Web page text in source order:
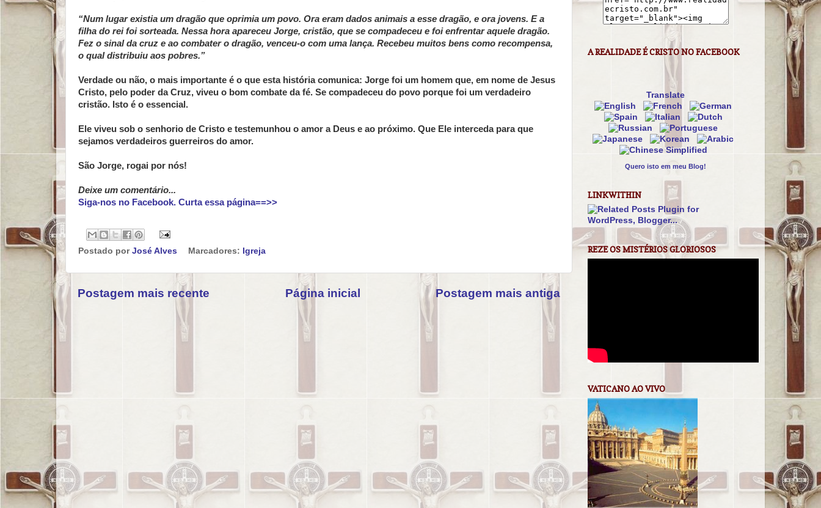
“Num lugar existia um dragão que oprimia um povo. Ora eram dados animais a esse dragão, e ora jovens. E a
filha do rei foi sorteada. Nessa hora apareceu Jorge, cristão, que se compadeceu e foi enfrentar aquele dragão.
Fez o sinal da cruz e ao combater o dragão, venceu-o com uma lança. Recebeu muitos bens como recompensa,
o qual distribuiu aos pobres.”
Verdade ou não, o mais importante é o que esta história comunica: Jorge foi um homem que, em nome de Jesus
Cristo, pelo poder da Cruz, viveu o bom combate da fé. Se compadeceu do povo porque foi um verdadeiro
cristão. Isto é o essencial.
Ele viveu sob o senhorio de Cristo e testemunhou o amor a Deus e ao próximo. Que Ele interceda para que
sejamos verdadeiros guerreiros do amor.
São Jorge, rogai por nós!
Deixe um comentário...
Siga-nos no Facebook. Curta essa página==>>
Postado por José Alves Marcadores: Igreja
Postagem mais recente Postagem mais antiga
Página inicial
A REALIDADE É CRISTO NO FACEBOOK
Translate
Quero isto em meu Blog!
LINKWITHIN
REZE OS MISTÉRIOS GLORIOSOS
VATICANO AO VIVO